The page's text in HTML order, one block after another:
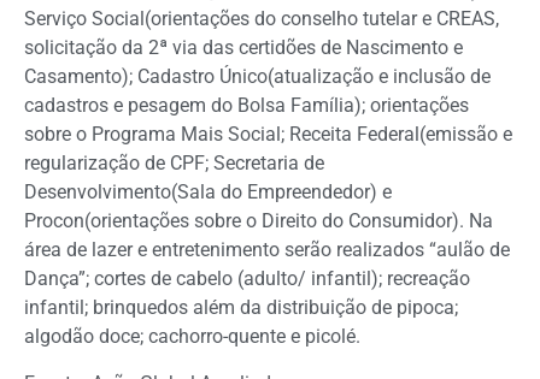
Serviço Social(orientações do conselho tutelar e CREAS,
solicitação da 2ª via das certidões de Nascimento e
Casamento); Cadastro Único(atualização e inclusão de
cadastros e pesagem do Bolsa Família); orientações
sobre o Programa Mais Social; Receita Federal(emissão e
regularização de CPF; Secretaria de
Desenvolvimento(Sala do Empreendedor) e
Procon(orientações sobre o Direito do Consumidor). Na
área de lazer e entretenimento serão realizados “aulão de
Dança”; cortes de cabelo (adulto/ infantil); recreação
infantil; brinquedos além da distribuição de pipoca;
algodão doce; cachorro-quente e picolé.